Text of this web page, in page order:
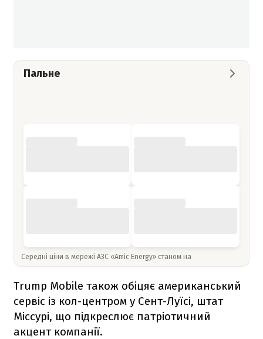
Пальне
Середні ціни в мережі АЗС «Amic Energy» станом на
Trump Mobile також обіцяє американський
сервіс із кол-центром у Сент-Луїсі, штат
Міссурі, що підкреслює патріотичний
акцент компанії.